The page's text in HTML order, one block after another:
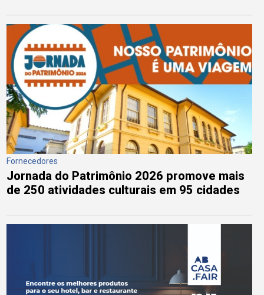
Fornecedores
Jornada do Patrimônio 2026 promove mais
de 250 atividades culturais em 95 cidades